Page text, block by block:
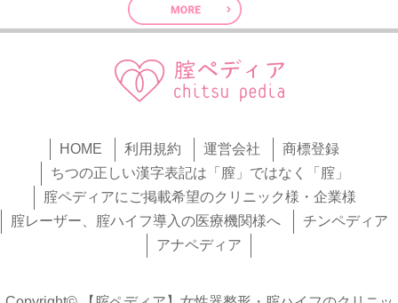
HOME 利用規約 運営会社
商標登録
ちつの正しい漢字表記は「膣」ではなく「腟」
腟ペディアにご掲載希望のクリニック様・企業様
腟レーザー、腟ハイフ導入の医療機関様へ
チンペディア
アナペディア